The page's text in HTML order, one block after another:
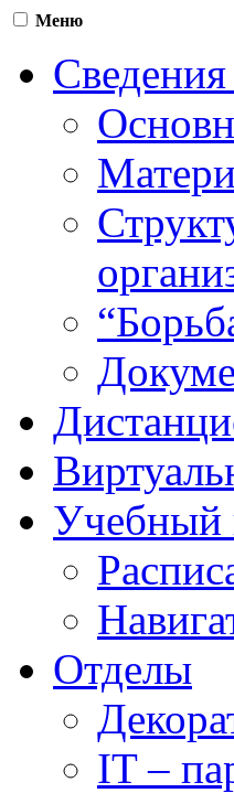
Меню
Учебный
Отделы
IT –